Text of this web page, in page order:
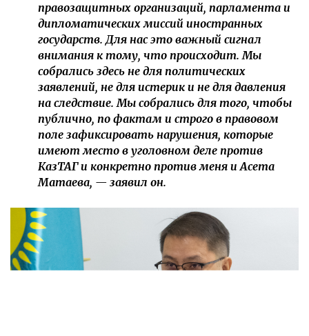
правозащитных организаций, парламента и
дипломатических миссий иностранных
государств. Для нас это важный сигнал
внимания к тому, что происходит. Мы
собрались здесь не для политических
заявлений, не для истерик и не для давления
на следствие. Мы собрались для того, чтобы
публично, по фактам и строго в правовом
поле зафиксировать нарушения, которые
имеют место в уголовном деле против
КазТАГ и конкретно против меня и Асета
Матаева, — заявил он.